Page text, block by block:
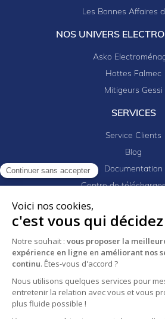
Continuer sans accepter
Voici nos cookies,
c'est vous qui décidez
Notre souhait : vous proposer la
expérience en ligne en améliorant nos
continu. Êtes-vous d'accord ?
Nous utilisons quelques services pour
entretenir la relation avec vous et vous
plus fluide possible !
Les Bonnes Affaires
NOS UNIVERS
Asko
Hottes Falmec
Mitigeurs Gessi
SERVICES
Service Clients
Blog
Documentation
Centre de
Newsletter
Logiciel EJ32
Mentions légales
Politique de
Conditions générales